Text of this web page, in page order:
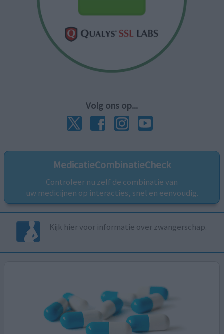
Volg ons op...
MedicatieCombinatieCheck
Controleer nu zelf de combinatie van
uw medicijnen op interacties, snel en eenvoudig.
Kijk hier voor informatie over zwangerschap.